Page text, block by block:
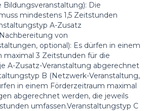
Bildungsveranstaltung): Die
mindestens 1,5 Zeitstunden
A-Zusatz
von
optional): Es dürfen in einem
maximal 3 Zeitstunden für die
A-Zusatz-Veranstaltung abgerechnet
B (Netzwerk-Veranstaltung,
in einem Förderzeitraum maximal
abgerechnet werden, die jeweils
umfassen.Veranstaltungstyp C